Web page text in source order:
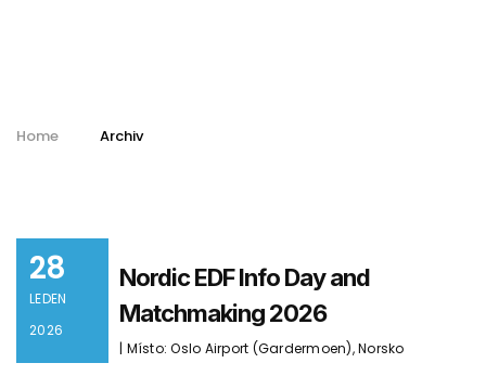
Home Archiv
28
LEDEN
2026
Nordic EDF Info Day and
Matchmaking 2026
| Místo: Oslo Airport (Gardermoen), Norsko